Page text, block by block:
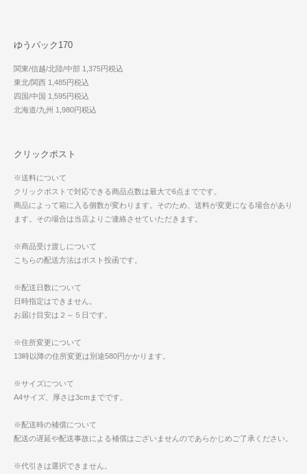
ゆうパック170
関東/信越/北陸/中部 1,375円税込
東北/関西 1,485円税込
四国/中国 1,595円税込
北海道/九州 1,980円税込
クリックポスト
※送料について
クリックポストで対応できる商品点数は最大で6点までです。
商品によって箱に入る個数が変わります。そのため、送料が変更になる場合があり
ます。その場合は当店よりご連絡させていただきます。
※商品受け渡しについて
こちらの配送方法はポスト投函です。
※配送日数について
日時指定はできません。
お届け目安は２～５日です。
※住所変更について
13時以降の住所変更は別途580円かかります。
※サイズについて
A4サイズ、厚さは3cmまでです。
※配送時の補償について
配送の遅延や配送事故による補償はございませんのであらかじめご了承ください。
※代引きは選択できません。